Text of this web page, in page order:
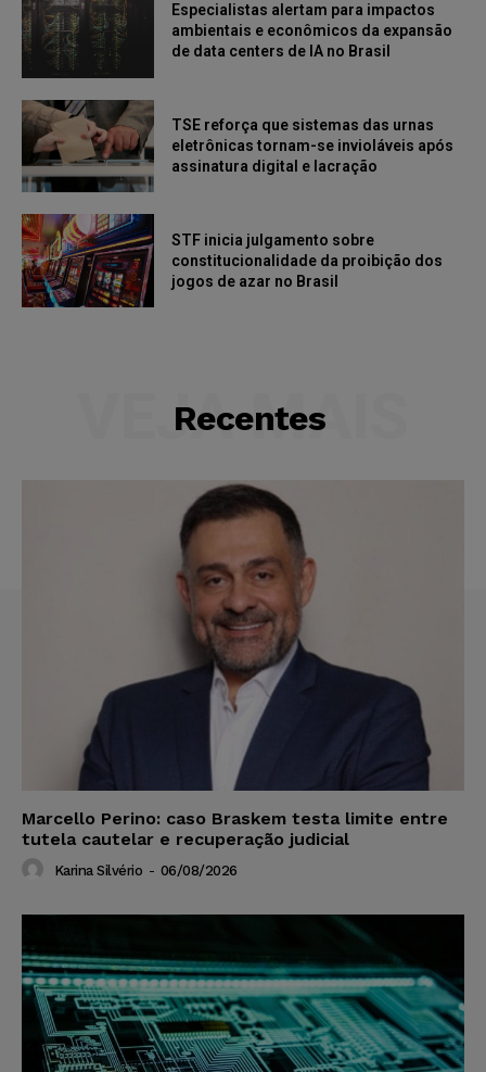
Especialistas alertam para impactos
ambientais e econômicos da expansão
de data centers de IA no Brasil
TSE reforça que sistemas das urnas
eletrônicas tornam-se invioláveis após
assinatura digital e lacração
STF inicia julgamento sobre
constitucionalidade da proibição dos
jogos de azar no Brasil
Recentes
VEJA MAIS
Marcello Perino: caso Braskem testa limite entre
tutela cautelar e recuperação judicial
Karina Silvério - 06/08/2026